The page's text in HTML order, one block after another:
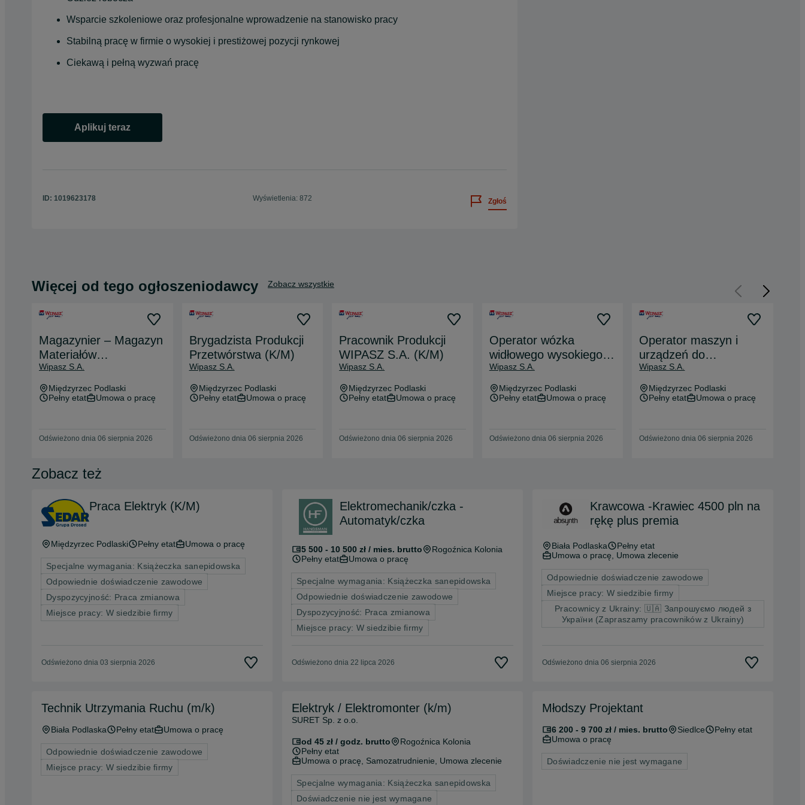
Wsparcie szkoleniowe oraz profesjonalne wprowadzenie na stanowisko pracy
Stabilną pracę w firmie o wysokiej i prestiżowej pozycji rynkowej
Ciekawą i pełną wyzwań pracę
Aplikuj teraz
opens in a new tab
ID: 1019623178 Wyświetlenia: 872 Zgłoś
Więcej od tego ogłoszeniodawcy Zobacz wszystkie
Magazynier – Magazyn
Materiałów
Pomocniczych (K/M)
Wipasz S.A.
Międzyrzec Podlaski
Pełny etat
Umowa o pracę
Odświeżono dnia 06 sierpnia 2026
Brygadzista Produkcji
Przetwórstwa (K/M)
Wipasz S.A.
Międzyrzec Podlaski
Pełny etat
Umowa o pracę
Odświeżono dnia 06 sierpnia 2026
Pracownik Produkcji
WIPASZ S.A. (K/M)
Wipasz S.A.
Międzyrzec Podlaski
Pełny etat
Umowa o pracę
Odświeżono dnia 06 sierpnia 2026
Operator wózka
widłowego wysokiego
składowania WIPASZ
S.A. (K/M)
Wipasz S.A.
Międzyrzec Podlaski
Pełny etat
Umowa o pracę
Odświeżono dnia 06 sierpnia 2026
Operator maszyn i
urządzeń do
przetwórstwa drobiu
WIPASZ S.A. (K/M)
Wipasz S.A.
Międzyrzec Podlaski
Pełny etat
Umowa o pracę
Odświeżono dnia 06 sierpnia 2026
Zobacz też
Praca Elektryk (K/M)
Międzyrzec Podlaski Pełny etat Umowa o pracę
Specjalne wymagania: Książeczka sanepidowska
Odpowiednie doświadczenie zawodowe
Dyspozycyjność: Praca zmianowa
Miejsce pracy: W siedzibie firmy
Odświeżono dnia 03 sierpnia 2026
Elektromechanik/czka -
Automatyk/czka
5 500 - 10 500 zł / mies. brutto
Rogoźnica Kolonia
Pełny etat
Umowa o pracę
Specjalne wymagania: Książeczka sanepidowska
Odpowiednie doświadczenie zawodowe
Dyspozycyjność: Praca zmianowa
Miejsce pracy: W siedzibie firmy
Odświeżono dnia 22 lipca 2026
Krawcowa -Krawiec 4500 pln na
rękę plus premia
Biała Podlaska
Pełny etat
Umowa o pracę, Umowa zlecenie
Odpowiednie doświadczenie zawodowe
Miejsce pracy: W siedzibie firmy
Pracownicy z Ukrainy: 🇺🇦 Запрошуємо людей з
України (Zapraszamy pracowników z Ukrainy)
Odświeżono dnia 06 sierpnia 2026
Technik Utrzymania Ruchu (m/k)
Biała Podlaska Pełny etat Umowa o pracę
Odpowiednie doświadczenie zawodowe
Miejsce pracy: W siedzibie firmy
Elektryk / Elektromonter (k/m)
SURET Sp. z o.o.
od 45 zł / godz. brutto
Rogoźnica Kolonia
Pełny etat
Umowa o pracę, Samozatrudnienie, Umowa zlecenie
Specjalne wymagania: Książeczka sanepidowska
Doświadczenie nie jest wymagane
Młodszy Projektant
6 200 - 9 700 zł / mies. brutto Siedlce
Pełny etat
Umowa o pracę
Doświadczenie nie jest wymagane